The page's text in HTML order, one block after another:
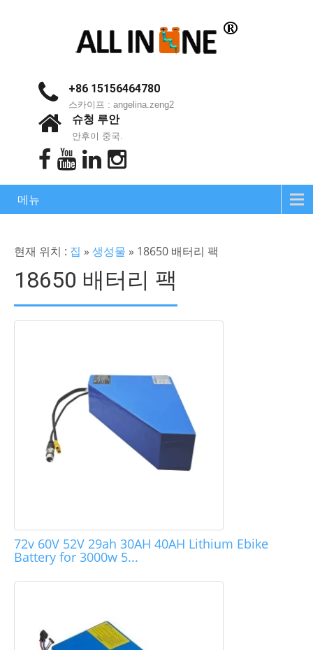
+86 15156464780
스카이프 : angelina.zeng2
슈청 루안
안후이 중국.
메뉴
현재 위치 : 집 » 생성물 » 18650 배터리 팩
18650 배터리 팩
72v 60V 52V 29ah 30AH 40AH Lithium Ebike
Battery for 3000w 5...